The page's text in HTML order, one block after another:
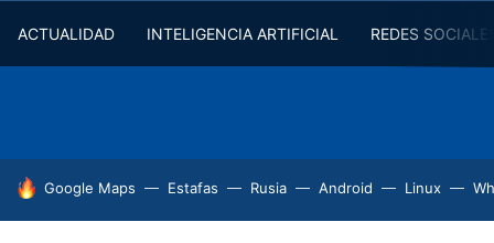
ACTUALIDAD INTELIGENCIA ARTIFICIAL REDES
HOY SE HABLA DE
Google Maps Estafas Rusia Android Linux